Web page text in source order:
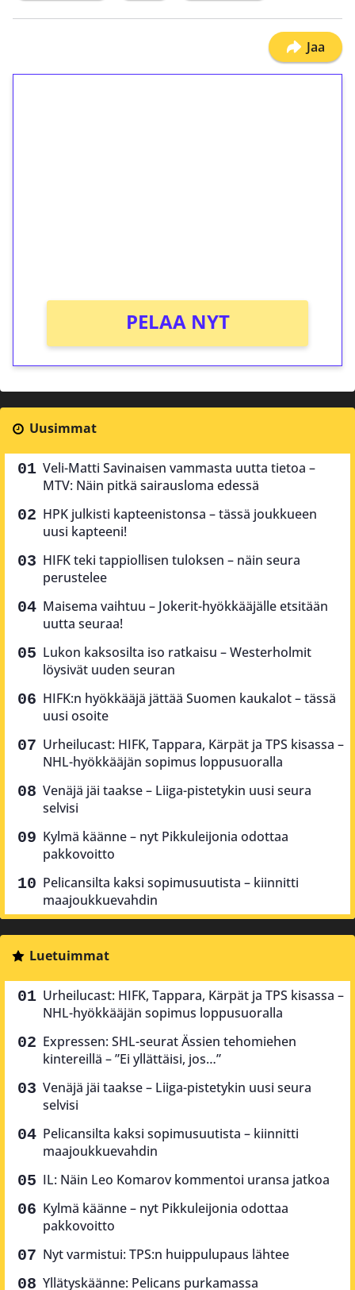
Jaa
PELAA NYT
Uusimmat
Veli-Matti Savinaisen vammasta uutta tietoa –
MTV: Näin pitkä sairausloma edessä
HPK julkisti kapteenistonsa – tässä joukkueen
uusi kapteeni!
HIFK teki tappiollisen tuloksen – näin seura
perustelee
Maisema vaihtuu – Jokerit-hyökkääjälle etsitään
uutta seuraa!
Lukon kaksosilta iso ratkaisu – Westerholmit
löysivät uuden seuran
HIFK:n hyökkääjä jättää Suomen kaukalot – tässä
uusi osoite
Urheilucast: HIFK, Tappara, Kärpät ja TPS kisassa –
NHL-hyökkääjän sopimus loppusuoralla
Venäjä jäi taakse – Liiga-pistetykin uusi seura
selvisi
Kylmä käänne – nyt Pikkuleijonia odottaa
pakkovoitto
Pelicansilta kaksi sopimusuutista – kiinnitti
maajoukkuevahdin
Luetuimmat
Urheilucast: HIFK, Tappara, Kärpät ja TPS kisassa –
NHL-hyökkääjän sopimus loppusuoralla
Expressen: SHL-seurat Ässien tehomiehen
kintereillä – ”Ei yllättäisi, jos…”
Venäjä jäi taakse – Liiga-pistetykin uusi seura
selvisi
Pelicansilta kaksi sopimusuutista – kiinnitti
maajoukkuevahdin
IL: Näin Leo Komarov kommentoi uransa jatkoa
Kylmä käänne – nyt Pikkuleijonia odottaa
pakkovoitto
Nyt varmistui: TPS:n huippulupaus lähtee
Yllätyskäänne: Pelicans purkamassa